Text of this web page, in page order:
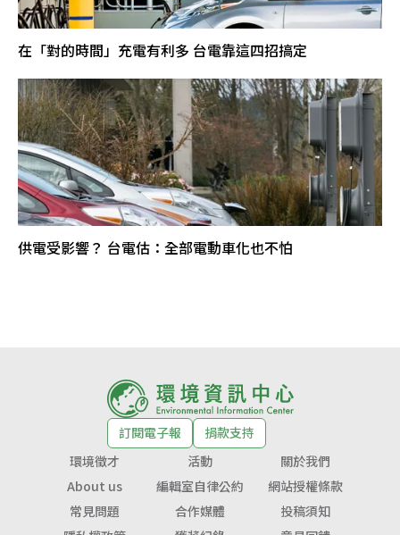
在「對的時間」充電有利多 台電靠這四招搞定
供電受影響？ 台電估：全部電動車化也不怕
訂閱電子報
捐款支持
環境徵才
活動
關於我們
About us
編輯室自律公約
網站授權條款
常見問題
合作媒體
投稿須知